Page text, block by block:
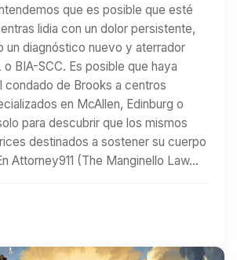
que es posible que esté
lidia con un dolor persistente,
un diagnóstico nuevo y aterrador
BIA-SCC. Es posible que haya
condado de Brooks a centros
en McAllen, Edinburg o
para descubrir que los mismos
destinados a sostener su cuerpo
Attorney911 (The Manginello Law…